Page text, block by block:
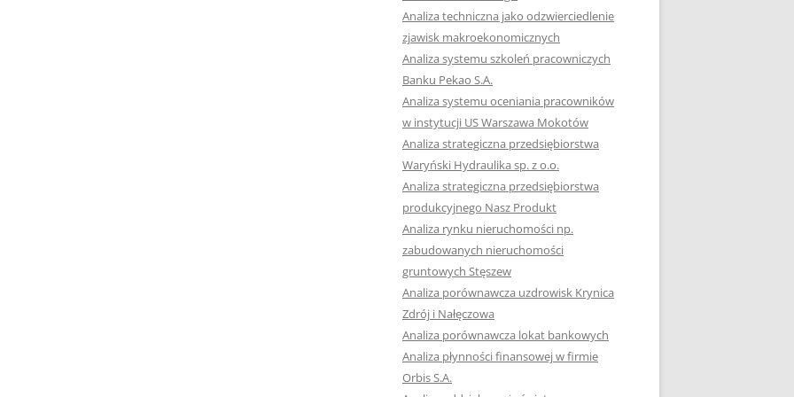
NAPISAĆ PRACĘ DYPLOMOWĄ
JAK PRZYGOTOWAĆ SIĘ DO
USTNEGO EGZAMINU
DYPLOMOWEGO?
HIPOTEZY W PRACACH
DYPLOMOWYCH
JAK PRZYGOTOWAĆ SIĘ DO
OBRONY PRACY DYPLOMOWEJ
Analiza techniczna jako odzwierciedlenie
zjawisk makroekonomicznych
Analiza systemu szkoleń pracowniczych
Banku Pekao S.A.
Analiza systemu oceniania pracowników
w instytucji US Warszawa Mokotów
Analiza strategiczna przedsiębiorstwa
Waryński Hydraulika sp. z o.o.
Analiza strategiczna przedsiębiorstwa
produkcyjnego Nasz Produkt
Analiza rynku nieruchomości np.
zabudowanych nieruchomości
gruntowych Stęszew
Analiza porównawcza uzdrowisk Krynica
Zdrój i Nałęczowa
Analiza porównawcza lokat bankowych
Analiza płynności finansowej w firmie
Orbis S.A.